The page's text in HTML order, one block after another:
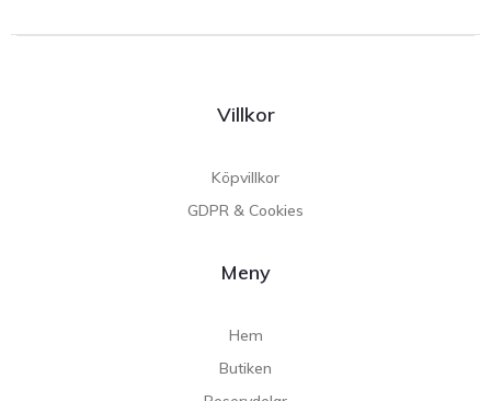
Villkor
Köpvillkor
GDPR & Cookies
Meny
Hem
Butiken